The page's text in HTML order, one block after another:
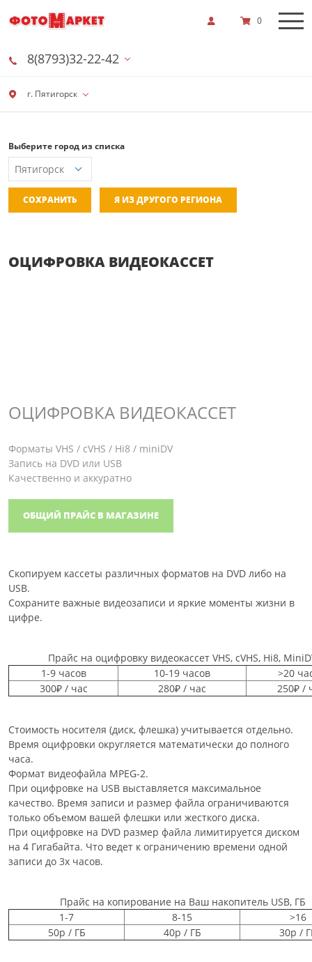
г. Пятигорск
8(8793)32-22-42
0
Выберите город из списка
СОХРАНИТЬ Я ИЗ ДРУГОГО РЕГИОНА
ОЦИФРОВКА ВИДЕОКАССЕТ
ОЦИФРОВКА ВИДЕОКАССЕТ
Форматы VHS / cVHS / Hi8 / miniDV
Запись на DVD или USB
Качественно и аккуратно
ОБЩИЙ ПРАЙС В МАГАЗИНЕ
Скопируем кассеты различных форматов на DVD либо на
USB.
Cохраните важные видеозаписи и яркие моменты жизни в
цифре.
Прайс на оцифровку видеокассет VHS, cVHS, Hi8,
1-9 часов
10-19 часов
>20
300₽ / час
280₽ / час 250₽ /
Стоимость носителя (диск, флешка) учитывается отдельно.
Время оцифровки округляется математически до полного
часа.
Формат видеофайла MPEG-2.
При оцифровке на USB выставляется максимальное
качество. Время записи и размер файла ограничиваются
только объемом вашей флешки или жесткого диска.
При оцифровке на DVD размер файла лимитируется диском
на 4 Гигабайта. Что ведет к ограничению времени одной
записи до 3х часов.
Прайс на копирование на Ваш накопитель USB, ГБ
1-7
8-15
>16
50р / ГБ
40р / ГБ 30р /